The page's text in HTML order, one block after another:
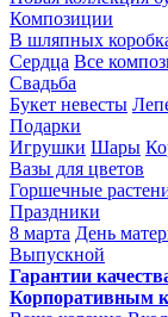
Композиции
В шляпных
Сердца Все
Свадьба
Букет невесты
Подарки
Игрушки Шары
Вазы для цветов
Горшечные
Праздники
8 марта День
Выпускной
Гарантии
Корпоративным